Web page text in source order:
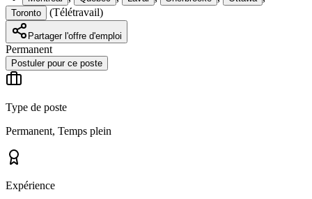
Toronto (Télétravail)
Partager l'offre d'emploi
Permanent
Postuler pour ce poste
Type de poste
Permanent, Temps plein
Expérience